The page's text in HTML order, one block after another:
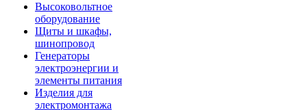
Высоковольтное
оборудование
Щиты и шкафы,
шинопровод
Генераторы
электроэнергии и
элементы питания
Изделия для
электромонтажа